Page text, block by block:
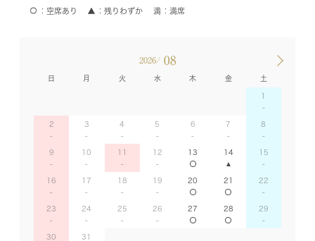
空席あり 残りわずか 満席
2026/ 08
日 月 火 水 木 金 土
1
2 3 4 5 6 7 8
9 10 11 12 13 14 15
16 17 18 19 20 21 22
23 24 25 26 27 28 29
30 31